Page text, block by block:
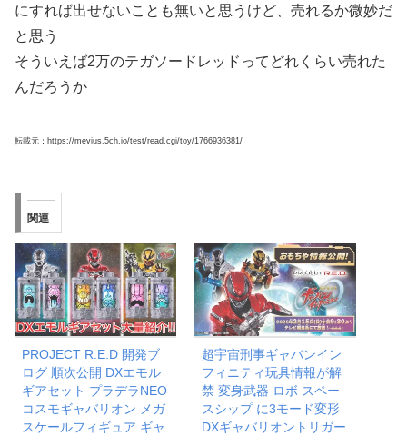
にすれば出せないことも無いと思うけど、売れるか微妙だ
と思う
そういえば2万のテガソードレッドってどれくらい売れた
んだろうか
転載元：https://mevius.5ch.io/test/read.cgi/toy/1766936381/
関連
PROJECT R.E.D 開発ブ
ログ 順次公開 DXエモル
ギアセット プラデラNEO
コスモギャバリオン メガ
スケールフィギュア ギャ
超宇宙刑事ギャバンイン
フィニティ玩具情報が解
禁 変身武器 ロボ スペー
スシップ に3モード変形
DXギャバリオントリガー